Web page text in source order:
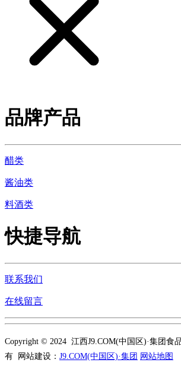
品牌产品
醋类
酱油类
料酒类
快捷导航
联系我们
在线留言
Copyright © 2024 江西J9.COM(中国区)·集团食
有 网站建设： J9.COM(中国区)·集团 网站地图